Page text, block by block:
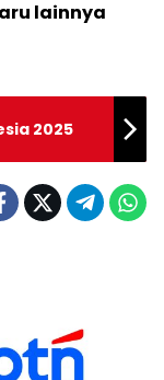
lainnya
2025